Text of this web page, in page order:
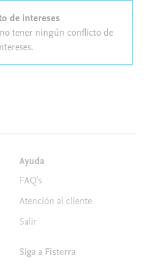
de intereses
tener ningún conflicto de
Ayuda
FAQ's
Atención al cliente
Salir
Siga a Fisterra